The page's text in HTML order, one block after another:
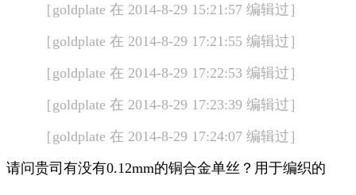
［goldplate 在 2014-8-29 15:21:57 编辑过］
［goldplate 在 2014-8-29 17:21:55 编辑过］
［goldplate 在 2014-8-29 17:22:53 编辑过］
［goldplate 在 2014-8-29 17:23:39 编辑过］
［goldplate 在 2014-8-29 17:24:07 编辑过］
请问贵司有没有0.12mm的铜合金单丝？用于编织的